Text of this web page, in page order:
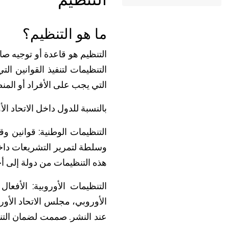
ما هو التنظيم؟
التنظيم هو قاعدة أو توجيه
التنظيمات لتنفيذ القوانين
التي يجب على الأفراد أو
بالنسبة للدول داخل
التنظيمات الوطنية:
وسلطة لتمرير التشريعات
هذه التنظيمات من دولة إلى
التنظيمات الأوروبية:
الأوروبي، مجلس الاتحاد
عند النشر. صممت لضمان